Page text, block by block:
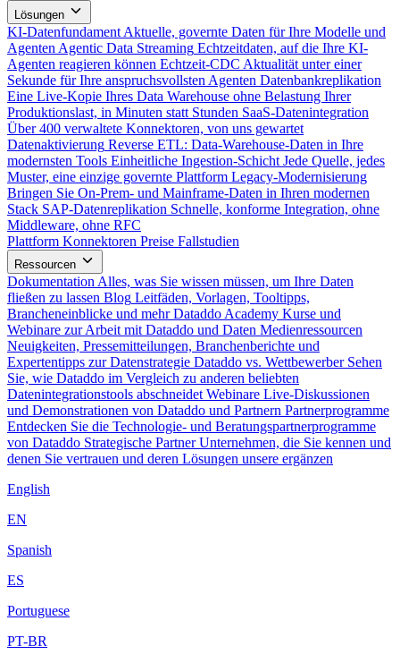
Lösungen
KI-Datenfundament Aktuelle, governte Daten für Ihre Modelle und
Agenten Agentic Data Streaming Echtzeitdaten, auf die Ihre KI-
Agenten reagieren können Echtzeit-CDC Aktualität unter einer
Sekunde für Ihre anspruchsvollsten Agenten Datenbankreplikation
Eine Live-Kopie Ihres Data Warehouse ohne Belastung Ihrer
Produktionslast, in Minuten statt Stunden SaaS-Datenintegration
Über 400 verwaltete Konnektoren, von uns gewartet
Datenaktivierung Reverse ETL: Data-Warehouse-Daten in Ihre
modernsten Tools Einheitliche Ingestion-Schicht Jede Quelle, jedes
Muster, eine einzige governte Plattform Legacy-Modernisierung
Bringen Sie On-Prem- und Mainframe-Daten in Ihren modernen
Stack SAP-Datenreplikation Schnelle, konforme Integration, ohne
Middleware, ohne RFC
Plattform Konnektoren Preise Fallstudien
Ressourcen
Dokumentation Alles, was Sie wissen müssen, um Ihre Daten
fließen zu lassen Blog Leitfäden, Vorlagen, Tooltipps,
Brancheneinblicke und mehr Dataddo Academy Kurse und
Webinare zur Arbeit mit Dataddo und Daten Medienressourcen
Neuigkeiten, Pressemitteilungen, Branchenberichte und
Expertentipps zur Datenstrategie Dataddo vs. Wettbewerber Sehen
Sie, wie Dataddo im Vergleich zu anderen beliebten
Datenintegrationstools abschneidet Webinare Live-Diskussionen
und Demonstrationen von Dataddo und Partnern Partnerprogramme
Entdecken Sie die Technologie- und Beratungspartnerprogramme
von Dataddo Strategische Partner Unternehmen, die Sie kennen und
denen Sie vertrauen und deren Lösungen unsere ergänzen
English
EN
Spanish
ES
Portuguese
PT-BR